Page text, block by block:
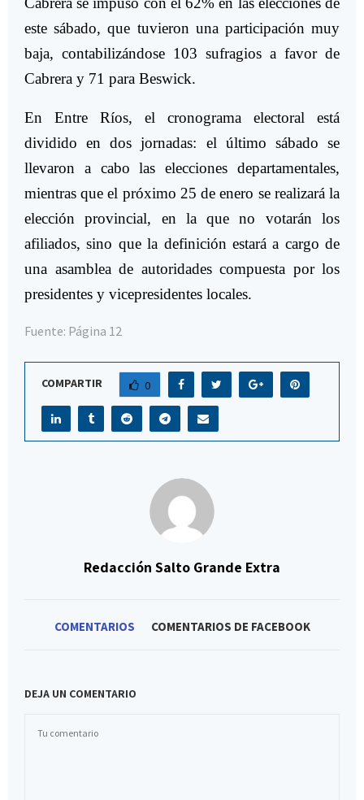
este sábado, que tuvieron una participación muy
baja, contabilizándose 103 sufragios a favor de
Cabrera y 71 para Beswick.
En Entre Ríos, el cronograma electoral está
dividido en dos jornadas: el último sábado se
llevaron a cabo las elecciones departamentales,
mientras que el próximo 25 de enero se realizará la
elección provincial, en la que no votarán los
afiliados, sino que la definición estará a cargo de
una asamblea de autoridades compuesta por los
presidentes y vicepresidentes locales.
Fuente: Página 12
COMPARTIR 0
Redacción Salto Grande Extra
COMENTARIOS COMENTARIOS DE FACEBOOK
DEJA UN COMENTARIO